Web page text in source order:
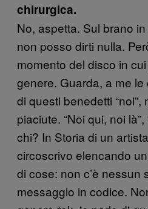
chirurgica.
No, aspetta. Sul brano
non posso dirti nulla.
momento del disco in
genere. Guarda, a me
di questi benedetti “noi”,
piaciute. “Noi qui, noi
chi? In Storia di un
circoscrivo elencando
di cose: non c’è nessun
messaggio in codice.